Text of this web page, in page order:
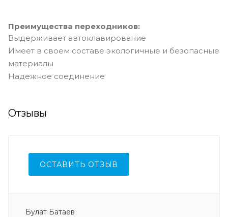
Преимущества переходников:
Выдерживает автоклавирование
Имеет в своем составе экологичные и безопасные
материалы
Надежное соединение
Отзывы
ОСТАВИТЬ ОТЗЫВ
Булат Батаев